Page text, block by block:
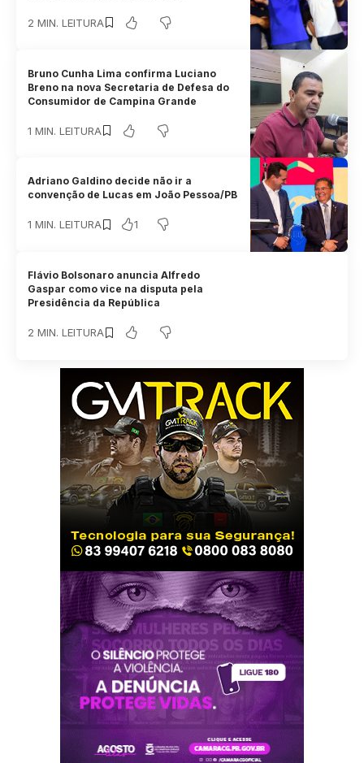
2 MIN. LEITURA
Bruno Cunha Lima confirma Luciano
Breno na nova Secretaria de Defesa do
Consumidor de Campina Grande
1 MIN. LEITURA
Adriano Galdino decide não ir a
convenção de Lucas em João Pessoa/PB
1 MIN. LEITURA 1
Flávio Bolsonaro anuncia Alfredo
Gaspar como vice na disputa pela
Presidência da República
2 MIN. LEITURA